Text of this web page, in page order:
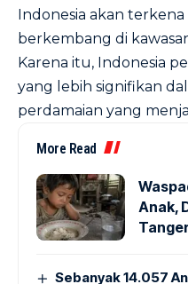
Indonesia akan terkena
berkembang di
Karena itu, Indonesia
yang lebih signifikan
perdamaian yang
More Read
Anak,
Sebanyak 14.057